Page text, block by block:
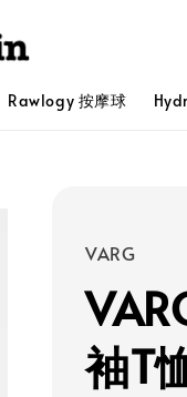
Rawlogy 按摩球
VARG
袖T